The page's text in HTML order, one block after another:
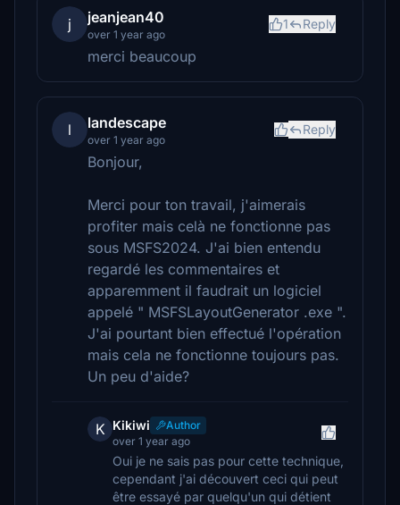
j jeanjean40
over 1 year ago
1 Reply
merci beaucoup
l landescape
over 1 year ago
Reply
Bonjour,
Merci pour ton travail, j'aimerais
profiter mais celà ne fonctionne pas
sous MSFS2024. J'ai bien entendu
regardé les commentaires et
apparemment il faudrait un logiciel
appelé " MSFSLayoutGenerator .exe ".
J'ai pourtant bien effectué l'opération
mais cela ne fonctionne toujours pas.
Un peu d'aide?
K Kikiwi
Author
over 1 year ago
Oui je ne sais pas pour cette technique,
cependant j'ai découvert ceci qui peut
être essayé par quelqu'un qui détient